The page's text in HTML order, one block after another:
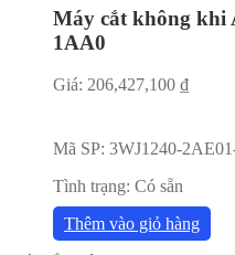
Máy cắt không khi
1AA0
Giá: 206,427,100 ₫
Mã SP: 3WJ1240-
Tình trạng: Có sẵn
Thêm vào giỏ hàng